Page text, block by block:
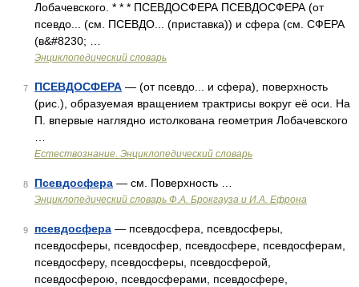
Лобачевского. * * * ПСЕВДОСФЕРА ПСЕВДОСФЕРА (от
псевдо... (см. ПСЕВДО... (приставка)) и сфера (см. СФЕРА
(в&#8230; …
Энциклопедический словарь
7 ПСЕВДОСФЕРА — (от псевдо... и сфера), поверхность
(рис.), образуемая вращением трактрисы вокруг её оси. На
П. впервые наглядно истолкована геометрия Лобачевского
Естествознание. Энциклопедический словарь
8 Псевдосфера — см. Поверхность …
Энциклопедический словарь Ф.А. Брокгауза и И.А. Ефрона
9 псевдосфера — псевдосфера, псевдосферы,
псевдосферы, псевдосфер, псевдосфере, псевдосферам,
псевдосферу, псевдосферы, псевдосферой,
псевдосферою, псевдосферами, псевдосфере,